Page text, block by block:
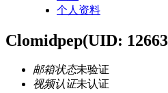
个人资料
Clomidpep(UID:
邮箱状态未验证
视频认证未认证